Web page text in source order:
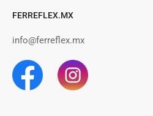
FERREFLEX.MX
info@ferreflex.mx